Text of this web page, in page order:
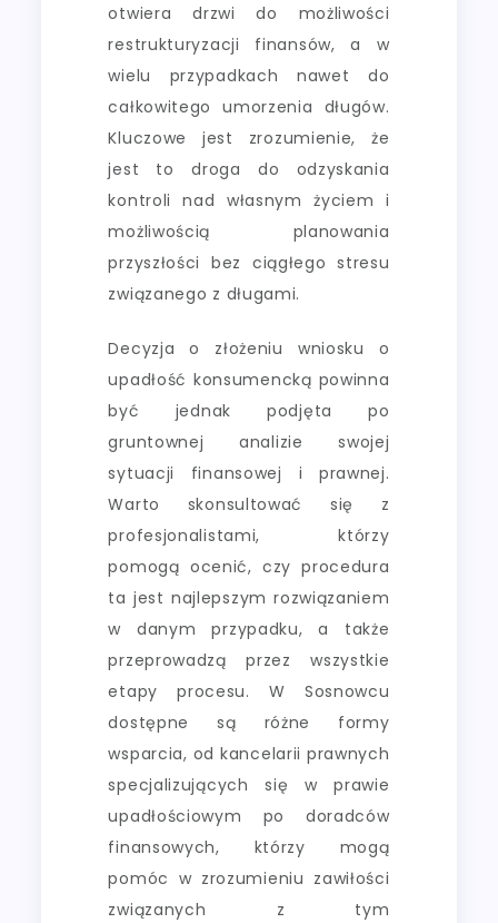
otwiera drzwi do możliwości
restrukturyzacji finansów, a w
wielu przypadkach nawet do
całkowitego umorzenia długów.
Kluczowe jest zrozumienie, że
jest to droga do odzyskania
kontroli nad własnym życiem i
możliwością planowania
przyszłości bez ciągłego stresu
związanego z długami.
Decyzja o złożeniu wniosku o
upadłość konsumencką powinna
być jednak podjęta po
gruntownej analizie swojej
sytuacji finansowej i prawnej.
Warto skonsultować się z
profesjonalistami, którzy
pomogą ocenić, czy procedura
ta jest najlepszym rozwiązaniem
w danym przypadku, a także
przeprowadzą przez wszystkie
etapy procesu. W Sosnowcu
dostępne są różne formy
wsparcia, od kancelarii prawnych
specjalizujących się w prawie
upadłościowym po doradców
finansowych, którzy mogą
pomóc w zrozumieniu zawiłości
związanych z tym